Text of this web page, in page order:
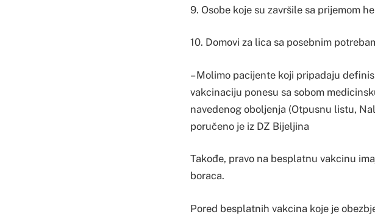
9. Osobe koje su završile sa prijemom
10. Domovi za lica sa posebnim
– Molimo pacijente koji pripadaju
vakcinaciju ponesu sa sobom
navedenog oboljenja (Otpusnu listu,
poručeno je iz DZ Bijeljina
Takođe, pravo na besplatnu vakcinu
boraca.
Pored besplatnih vakcina koje je